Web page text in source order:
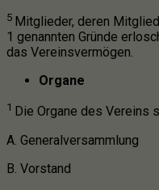
5 Mitglieder, deren
1 genannten Gründe
das Vereinsvermögen.
Organe
1 Die Organe des Vereins
A. Generalversammlung
B. Vorstand